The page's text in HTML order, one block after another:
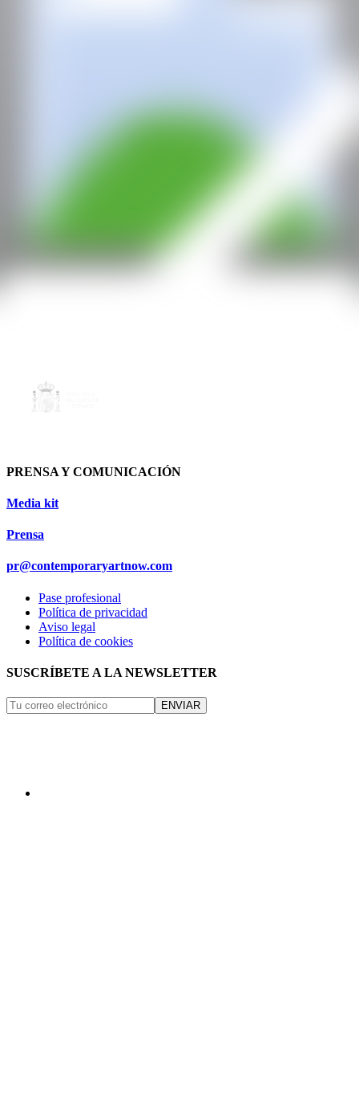
PRENSA Y COMUNICACIÓN
Media kit
Prensa
pr@contemporaryartnow.com
Pase profesional
Política de privacidad
Aviso legal
Política de cookies
SUSCRÍBETE A LA NEWSLETTER
ENVIAR